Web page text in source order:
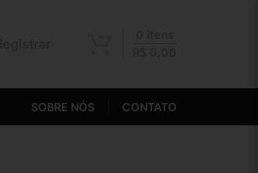
SOBRE NÓS CONTATO